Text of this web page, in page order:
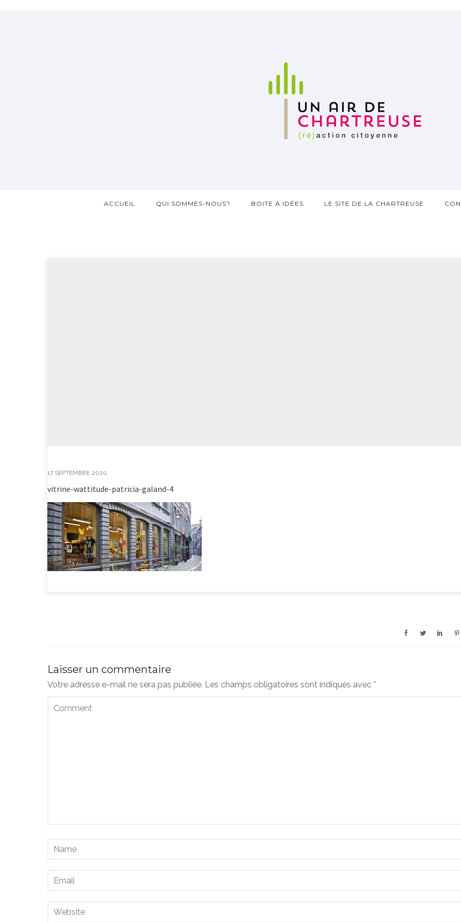
ACCUEIL QUI SOMMES-NOUS? BOITE À IDÉES LE SITE DE LA CHARTREUSE
17 SEPTEMBRE 2020
vitrine-wattitude-patricia-galand-4
Laisser un commentaire
Votre adresse e-mail ne sera pas publiée. Les champs obligatoires sont indiqués avec *